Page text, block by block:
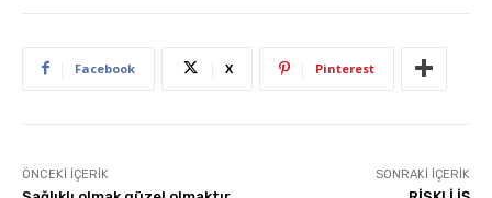
Facebook X Pinterest
ÖNCEKI İÇERIK SONRAKI İÇERIK